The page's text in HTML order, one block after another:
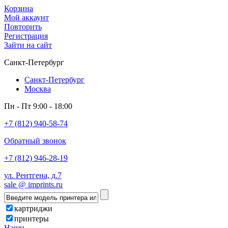
Корзина
Мой аккаунт
Повторить
Регистрация
Зайти на сайт
Санкт-Петербург
Санкт-Петербург
Москва
Пн - Пт 9:00 - 18:00
+7 (812) 940-58-74
Обратный звонок
+7 (812) 946-28-19
ул. Рентгена, д.7
sale @ imprints.ru
картриджи
принтеры